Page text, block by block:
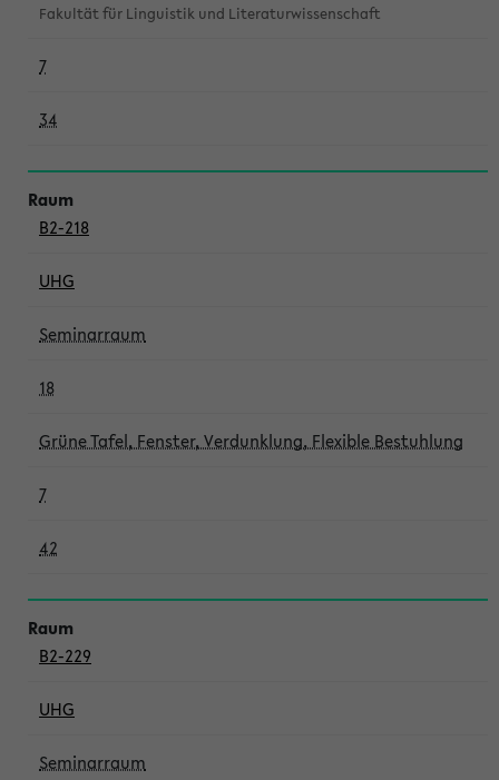
Fakultät für Linguistik und Literaturwissenschaft
7
34
B2-218
UHG
Seminarraum
18
Grüne Tafel, Fenster, Verdunklung, Flexible Bestuhlung
7
42
B2-229
UHG
Seminarraum